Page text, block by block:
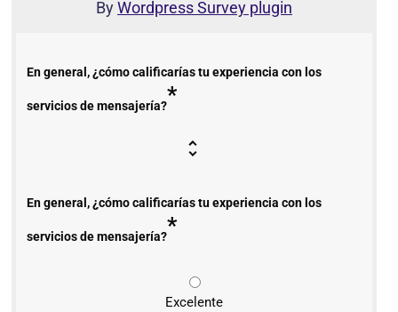
ByWordpress Survey plugin
En general, ¿cómo calificarías tu experiencia con los
servicios de mensajería?*
En general, ¿cómo calificarías tu experiencia con los
servicios de mensajería?*
Excelente